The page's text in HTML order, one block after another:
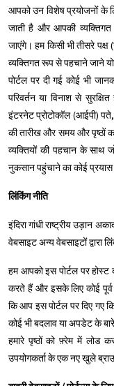
आपको उन विशेष प्रयोजनों के
जाती है और आपकी व्यक्तिगत
जाएंगे। हम किसी भी तीसरे पक्ष
व्यक्तिगत रूप से पहचाने जाने
पोर्टल पर दी गई कोई भी
परिवर्तन या विनाश से
इंटरनेट प्रोटोकॉल (आईपी)
की तारीख और समय और पृष्ठों
व्यक्तियों की पहचान के
नुकसान पहुंचाने का कोई प्रयास
लिंकिंग नीति
इंदिरा गांधी राष्ट्रीय उड़ान
वेबसाइट अन्य वेबसाइटों द्वारा
हम आपको इस पोर्टल पर
करते हैं और इसके लिए कोई
कि आप इस पोर्टल पर दिए गए
कोई भी बदलाव या अपडेट के
हमारे पृष्ठों को फ़्रेम में लोड
उपयोगकर्ता के एक नए खुले